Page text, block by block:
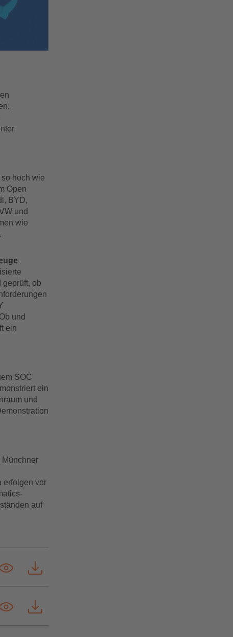
hoch wie
Open
BYD,
und
wie
geprüft, ob
und
ein
SOC
ein
und
Münchner
erfolgen vor
auf